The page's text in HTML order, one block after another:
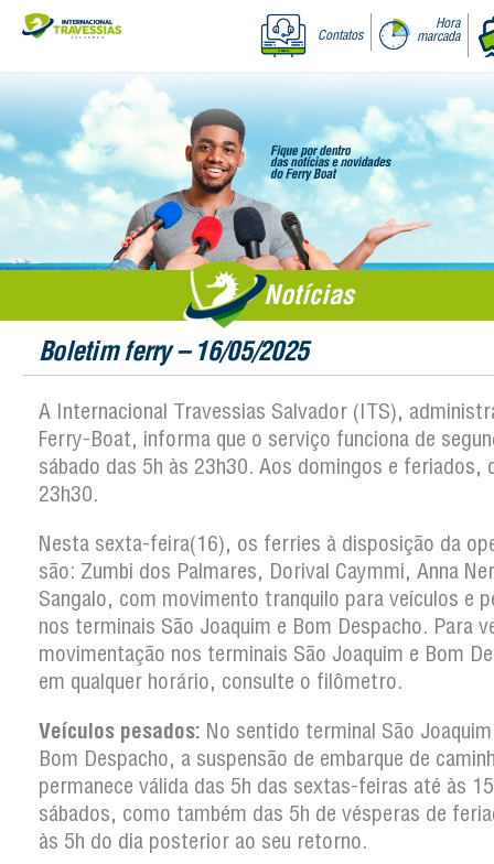
Contatos
Hora
marcada
Notícias
Boletim ferry – 16/05/2025
A Internacional Travessias Salvador (ITS),
Ferry-Boat, informa que o serviço funciona de
sábado das 5h às 23h30. Aos domingos e feriados,
23h30.
Nesta sexta-feira(16), os ferries à disposição da
são: Zumbi dos Palmares, Dorival Caymmi, Anna
Sangalo, com movimento tranquilo para veículos e
nos terminais São Joaquim e Bom Despacho. Para
movimentação nos terminais São Joaquim e Bom
em qualquer horário, consulte o filômetro.
Veículos pesados: No sentido terminal São
Bom Despacho, a suspensão de embarque de
permanece válida das 5h das sextas-feiras até às
sábados, como também das 5h de vésperas de
às 5h do dia posterior ao seu retorno.